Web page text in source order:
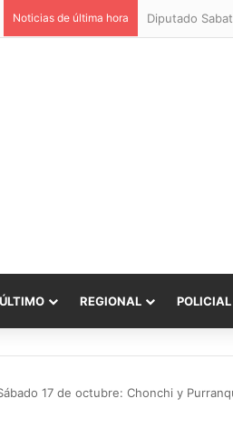
Noticias de última hora
REGIONAL POLICIAL
17 de octubre: Chonchi y